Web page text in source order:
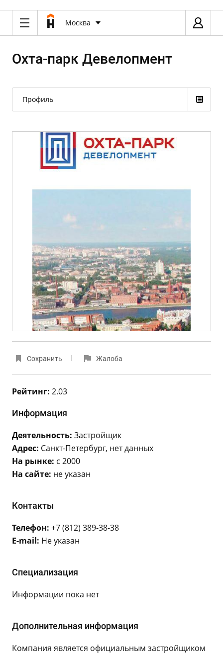
Москва
Охта-парк Девелопмент
Профиль
Сохранить Жалоба
Рейтинг: 2.03
Информация
Деятельность: Застройщик
Адрес: Санкт-Петербург, нет данных
На рынке: с 2000
На сайте: не указан
Контакты
Телефон: +7 (812) 389-38-38
E-mail: Не указан
Специализация
Информации пока нет
Дополнительная информация
Компания является официальным застройщиком